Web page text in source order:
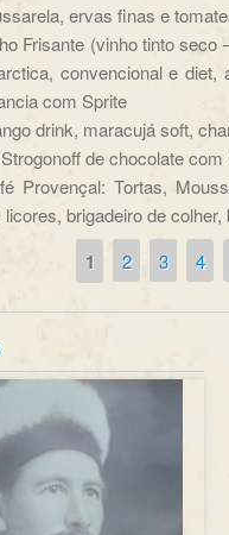
ervas finas e
Frisante (vinho tinto
convencional e
com Sprite
drink, maracujá soft,
de chocolate
Provençal: Tortas,
brigadeiro de colher,
1 2 3 4